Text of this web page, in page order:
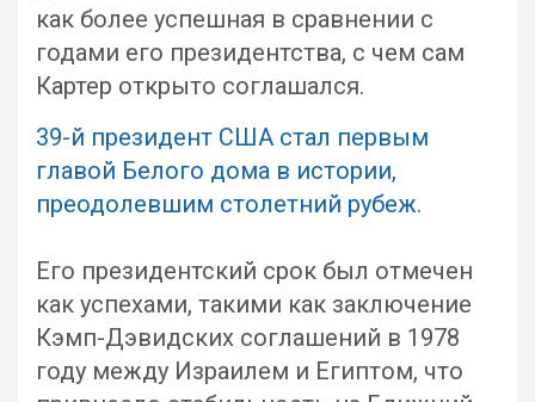
как более успешная в сравнении с
годами его президентства, с чем сам
Картер открыто соглашался.
39-й президент США стал первым
главой Белого дома в истории,
преодолевшим столетний рубеж.
Его президентский срок был отмечен
как успехами, такими как заключение
Кэмп-Дэвидских соглашений в 1978
году между Израилем и Египтом, что